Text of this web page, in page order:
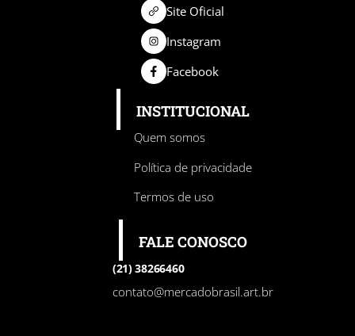
Site Oficial
Instagram
Facebook
INSTITUCIONAL
Quem somos
Política de privacidade
Termos de uso
FALE CONOSCO
(21) 38266460
contato@mercadobrasil.art.br